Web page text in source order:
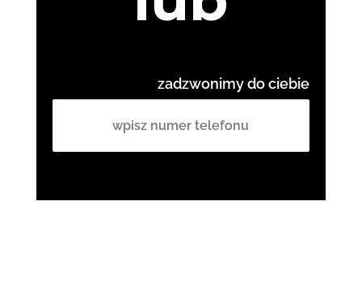
zadzwonimy do ciebie